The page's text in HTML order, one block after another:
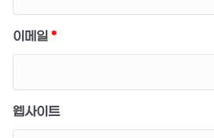
이메일 *
웹사이트